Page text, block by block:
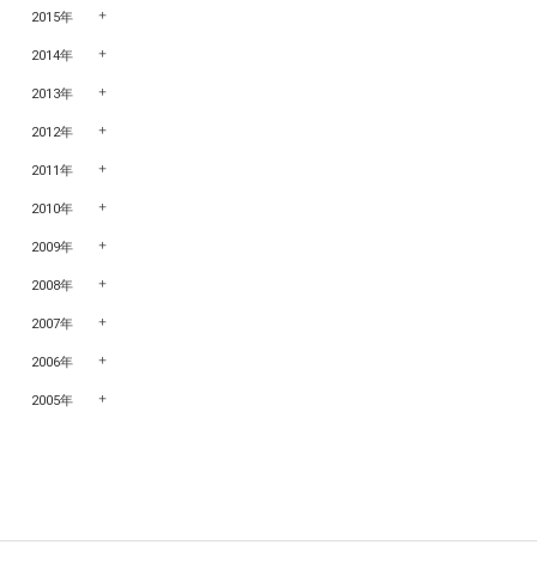
2015年
2014年
2013年
2012年
2011年
2010年
2009年
2008年
2007年
2006年
2005年